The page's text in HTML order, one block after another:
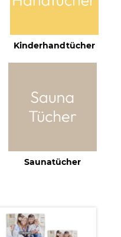
Kinderhandtücher
Saunatücher